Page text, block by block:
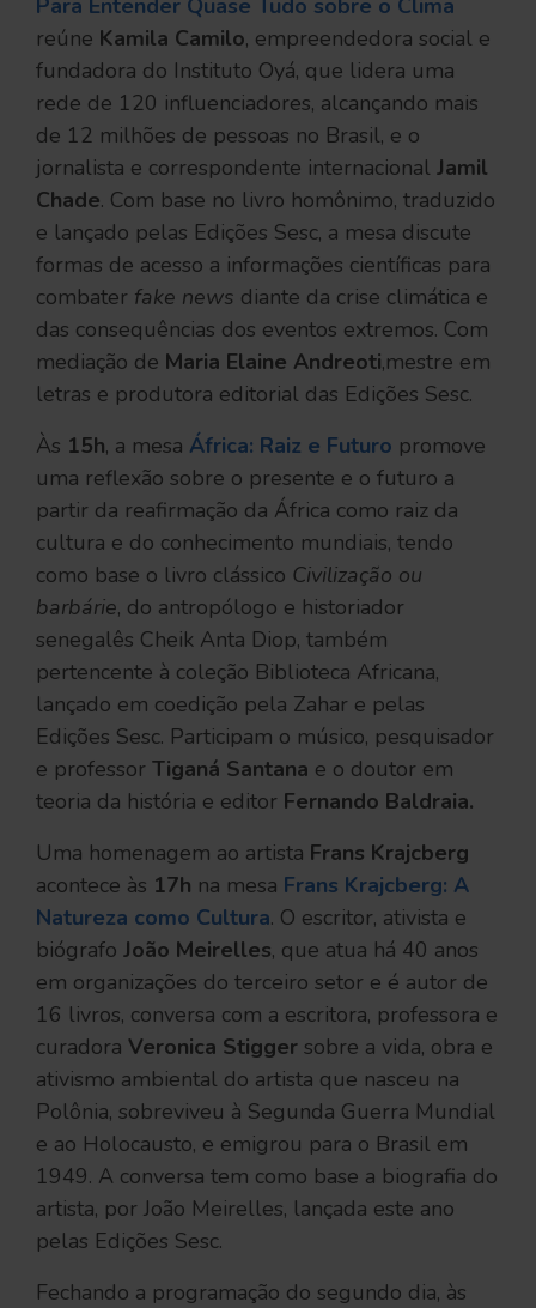
Para Entender Quase Tudo sobre o Clima
reúne Kamila Camilo, empreendedora social e
fundadora do Instituto Oyá, que lidera uma
rede de 120 influenciadores, alcançando mais
de 12 milhões de pessoas no Brasil, e o
jornalista e correspondente internacional Jamil
Chade. Com base no livro homônimo, traduzido
e lançado pelas Edições Sesc, a mesa discute
formas de acesso a informações científicas para
combater fake news diante da crise climática e
das consequências dos eventos extremos. Com
mediação de Maria Elaine Andreoti,mestre em
letras e produtora editorial das Edições Sesc.
Às 15h, a mesa África: Raiz e Futuro promove
uma reflexão sobre o presente e o futuro a
partir da reafirmação da África como raiz da
cultura e do conhecimento mundiais, tendo
como base o livro clássico Civilização ou
barbárie, do antropólogo e historiador
senegalês Cheik Anta Diop, também
pertencente à coleção Biblioteca Africana,
lançado em coedição pela Zahar e pelas
Edições Sesc. Participam o músico, pesquisador
e professor Tiganá Santana e o doutor em
teoria da história e editor Fernando Baldraia.
Uma homenagem ao artista Frans Krajcberg
acontece às 17h na mesa Frans Krajcberg: A
Natureza como Cultura. O escritor, ativista e
biógrafo João Meirelles, que atua há 40 anos
em organizações do terceiro setor e é autor de
16 livros, conversa com a escritora, professora e
curadora Veronica Stigger sobre a vida, obra e
ativismo ambiental do artista que nasceu na
Polônia, sobreviveu à Segunda Guerra Mundial
e ao Holocausto, e emigrou para o Brasil em
1949. A conversa tem como base a biografia do
artista, por João Meirelles, lançada este ano
pelas Edições Sesc.
Fechando a programação do segundo dia, às